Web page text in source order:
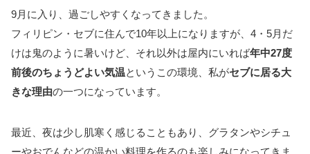
9月に入り、過ごしやすくなってきました。
フィリピン・セブに住んで10年以上になりますが、4・5月だ
けは鬼のように暑いけど、それ以外は屋内にいれば年中27度
前後のちょうどよい気温というこの環境、私がセブに居る大
きな理由の一つになっています。
最近、夜は少し肌寒く感じることもあり、グラタンやシチュ